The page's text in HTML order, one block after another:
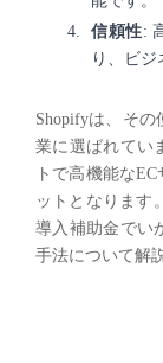
信頼性:
り、ビジ
Shopifyは、そ
業に選ばれてい
トで高機能な
ットとなります
導入補助金でい
手法について解